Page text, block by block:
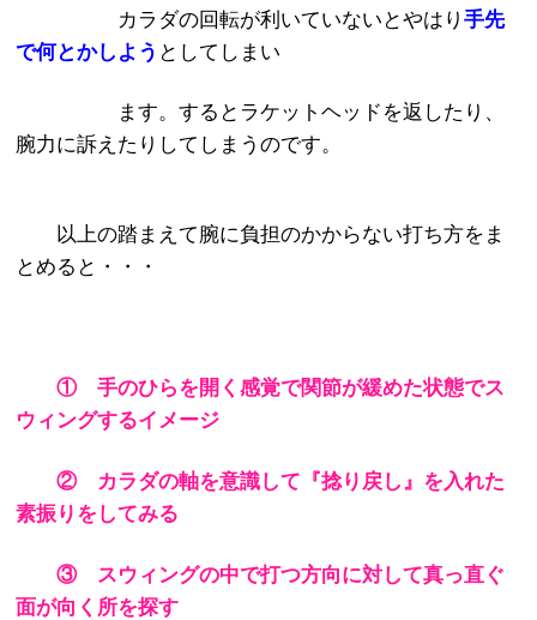
カラダの回転が利いていないとやはり手先
で何とかしよう としてしまい
ます。するとラケットヘッドを返したり、
腕力に訴えたりしてしまうのです。
以上の踏まえて腕に負担のかからない打ち方をま
とめると・・・
① 手のひらを開く感覚で関節が緩めた状態でス
ウィングするイメージ
② カラダの軸を意識して『捻り戻し』を入れた
素振りをしてみる
③ スウィングの中で打つ方向に対して真っ直ぐ
面が向く所を探す